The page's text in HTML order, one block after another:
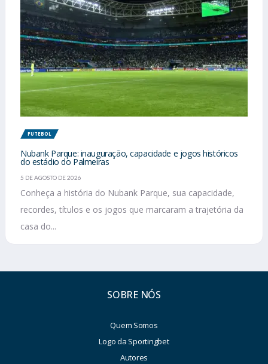
FUTEBOL
Nubank Parque: inauguração, capacidade e jogos históricos
do estádio do Palmeiras
5 DE AGOSTO DE 2026
Conheça a história do Nubank Parque, sua capacidade,
recordes, títulos e os jogos que marcaram a trajetória da
casa do...
SOBRE NÓS
Quem Somos
Logo da Sportingbet
Autores